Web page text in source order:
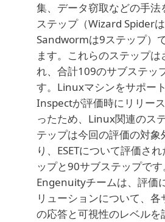
集、データ窃取などの手
ステップ（Wizard Spiderは
Sandwormは9ステップ）
ます。これらのステップは
れ、合計109のサブステッ
す。Linuxマシンをサポー
Inspectが評価時にリリー
ったため、Linux関連のス
テップは今回の評価の対象
り、ESETについて評価さ
ップと90サブステップです
Engenuityチームは、評価
リューションについて、
の応答と可視性のレベルを